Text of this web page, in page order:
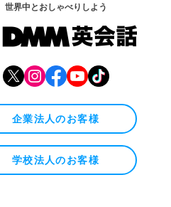
世界中とおしゃべりしよう
企業法人のお客様
学校法人のお客様